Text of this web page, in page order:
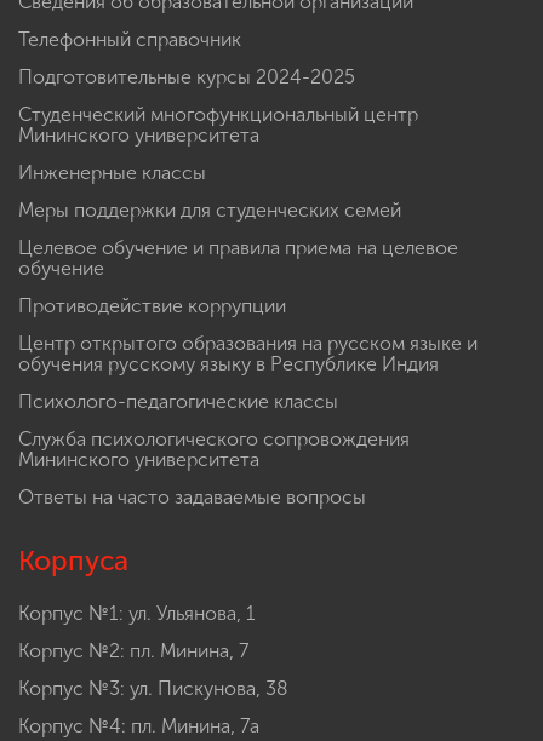
Телефонный справочник
Подготовительные курсы 2024-2025
Студенческий многофункциональный центр
Мининского университета
Инженерные классы
Меры поддержки для студенческих семей
Целевое обучение и правила приема на целевое
обучение
Противодействие коррупции
Центр открытого образования на русском языке и
обучения русскому языку в Республике Индия
Психолого-педагогические классы
Служба психологического сопровождения
Мининского университета
Ответы на часто задаваемые вопросы
Корпуса
Корпус №1: ул. Ульянова, 1
Корпус №2: пл. Минина, 7
Корпус №3: ул. Пискунова, 38
Корпус №4: пл. Минина, 7а